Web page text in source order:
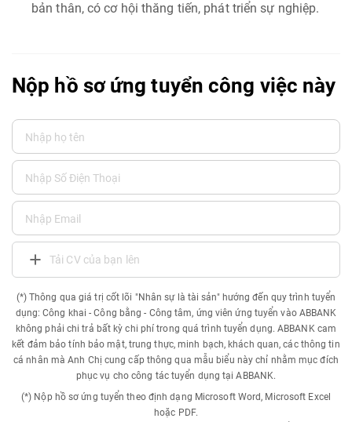
bản thân, có cơ hội thăng tiến, phát triển sự nghiệp.
Nộp hồ sơ ứng tuyển công việc này
Tải CV của bạn lên
(*) Thông qua giá trị cốt lõi "Nhân sự là tài sản" hướng đến quy trình tuyển
dụng: Công khai - Công bằng - Công tâm, ứng viên ứng tuyển vào ABBANK
không phải chi trả bất kỳ chi phí trong quá trình tuyển dụng. ABBANK cam
kết đảm bảo tính bảo mật, trung thực, minh bạch, khách quan, các thông tin
cá nhân mà Anh Chị cung cấp thông qua mẫu biểu này chỉ nhằm mục đích
phục vụ cho công tác tuyển dụng tại ABBANK.
(*) Nộp hồ sơ ứng tuyển theo định dạng Microsoft Word, Microsoft Excel
hoặc PDF.